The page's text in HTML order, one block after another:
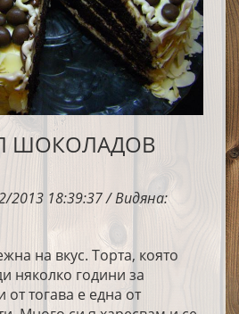
ШОКОЛАДОВ
2013 18:39:37 / Видяна:
на вкус. Торта, която
няколко години за
тогава е една от